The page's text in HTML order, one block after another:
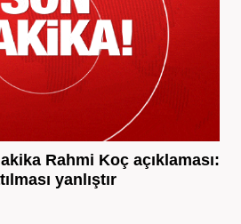
Rahmi Koç açıklaması:
yanlıştır